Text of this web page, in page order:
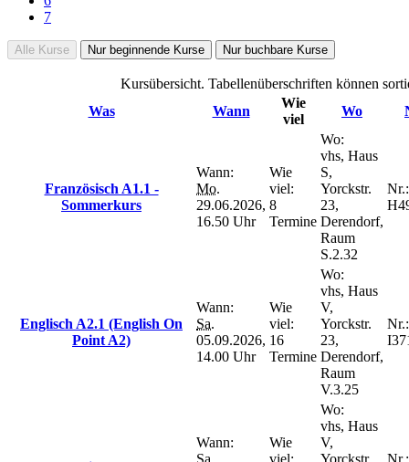
7
Alle Kurse Nur beginnende Kurse Nur buchbare Kurse
Kursübersicht. Tabellenüberschriften können
Was
Wann
Wie
viel
Wo
Französisch A1.1 -
Sommerkurs
Wann:
Mo.
29.06.2026,
16.50 Uhr
Wie
viel:
8
Termine
Wo:
vhs, Haus
S,
Yorckstr.
23,
Derendorf,
Raum
S.2.32
Nr.:
Englisch A2.1 (English On
Point A2)
Wann:
Sa.
05.09.2026,
14.00 Uhr
Wie
viel:
16
Termine
Wo:
vhs, Haus
V,
Yorckstr.
23,
Derendorf,
Raum
V.3.25
Nr.:
Wann:
Sa.
Wie
viel:
Wo:
vhs, Haus
V,
Yorckstr.
Nr.: